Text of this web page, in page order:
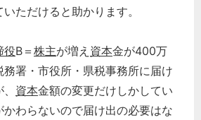
ただけると助かります。
役B＝ 株主が増え 資本金が400万
務署・市役所・県税事務所に届け
資本金額の変更だけしかしてい
かわらないので届け出の必要はな